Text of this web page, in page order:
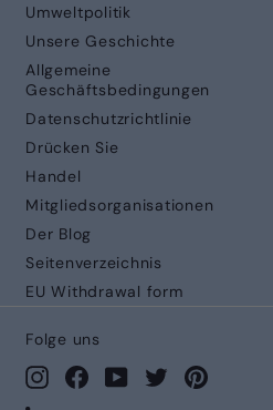
Umweltpolitik
Unsere Geschichte
Allgemeine
Geschäftsbedingungen
Datenschutzrichtlinie
Drücken Sie
Handel
Mitgliedsorganisationen
Der Blog
Seitenverzeichnis
EU Withdrawal form
Folge uns
InstagramFacebookYouTubeTwitter